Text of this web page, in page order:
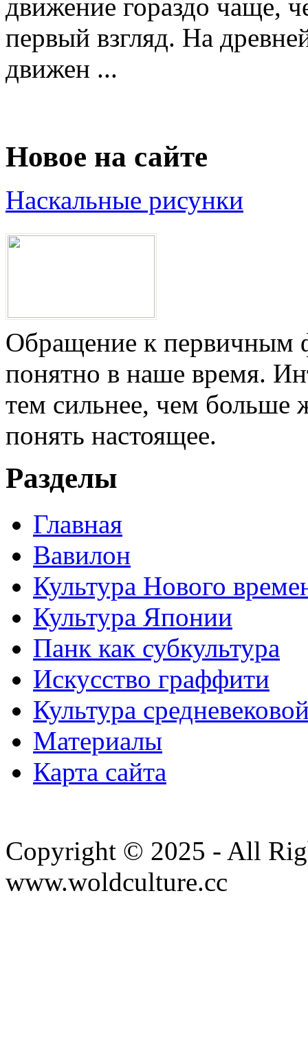
движение гораздо чаще,
первый взгляд. На
движен ...
Новое на сайте
Наскальные рисунки
Обращение к первичным
понятно в наше время.
тем сильнее, чем больше
понять настоящее.
Разделы
Главная
Вавилон
Культура Нового
Культура Японии
Панк как субкультура
Искусство граффити
Культура
Материалы
Карта сайта
Copyright © 2025 - All
www.woldculture.cc